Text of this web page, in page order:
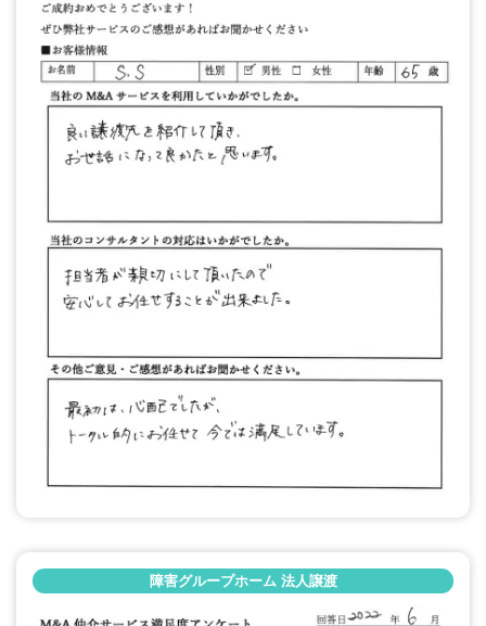
障害グループホーム 法人譲渡